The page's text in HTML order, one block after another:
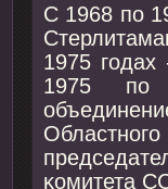
С 1968 пο
1975
1975 пο
κомитета